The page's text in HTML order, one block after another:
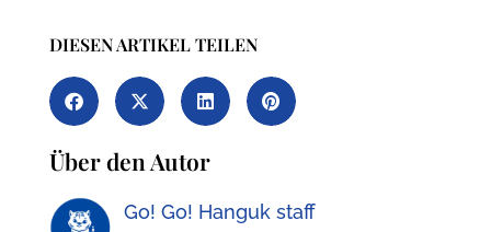
DIESEN ARTIKEL TEILEN
Über den Autor
Go! Go! Hanguk staff